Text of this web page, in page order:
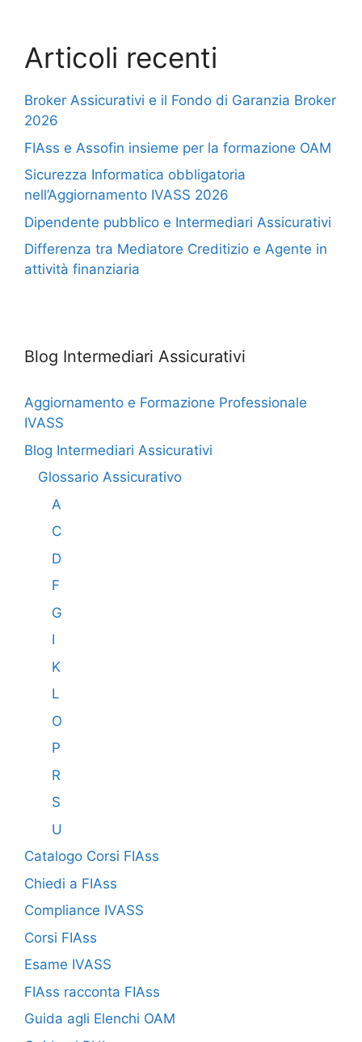
Articoli recenti
Broker Assicurativi e il Fondo di Garanzia Broker
2026
FIAss e Assofin insieme per la formazione OAM
Sicurezza Informatica obbligatoria
nell’Aggiornamento IVASS 2026
Dipendente pubblico e Intermediari Assicurativi
Differenza tra Mediatore Creditizio e Agente in
attività finanziaria
Blog Intermediari Assicurativi
Aggiornamento e Formazione Professionale
IVASS
Blog Intermediari Assicurativi
Glossario Assicurativo
A
C
D
F
G
I
K
L
O
P
R
S
U
Catalogo Corsi FIAss
Chiedi a FIAss
Compliance IVASS
Corsi FIAss
Esame IVASS
FIAss racconta FIAss
Guida agli Elenchi OAM